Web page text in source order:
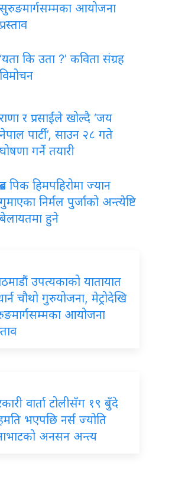
सुरुङमार्गसम्मका आयोजना
प्रस्ताव
‘यता कि उता ?’ कविता संग्रह
विमोचन
राणा र प्रसाईंले खोल्दै ‘जय
नेपाल पार्टी’, साउन २८ गते
घोषणा गर्ने तयारी
ब्रड पिक हिमपहिरोमा ज्यान
गुमाएका निर्मल पुर्जाको अन्त्येष्टि
बेलायतमा हुने
उपत्यकाको यातायात
चौथो गुरुयोजना, मेट्रोदेखि
आयोजना
वार्ता टोलीसँग १९ बुँदे
भएपछि नर्स ज्योति
अनसन अन्त्य